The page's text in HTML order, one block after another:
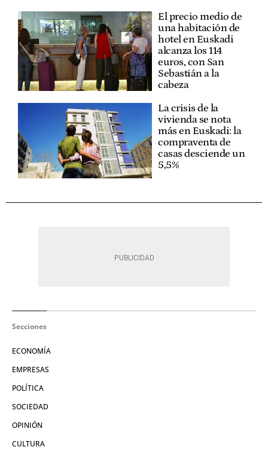
El precio medio de
una habitación de
hotel en Euskadi
alcanza los 114
euros, con San
Sebastián a la
cabeza
La crisis de la
vivienda se nota
más en Euskadi: la
compraventa de
casas desciende un
5,5%
Secciones
ECONOMÍA
EMPRESAS
POLÍTICA
SOCIEDAD
OPINIÓN
CULTURA